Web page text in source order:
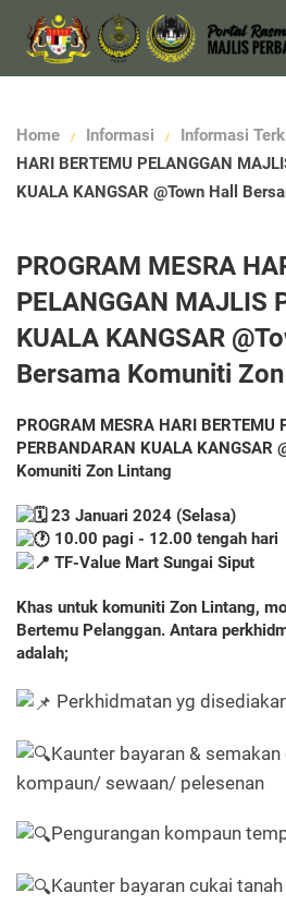
Home Informasi Informasi
HARI BERTEMU PELANGGAN
KUALA KANGSAR @Town Hall
PROGRAM MESRA
PELANGGAN MAJLIS
KUALA KANGSAR
Bersama Komuniti
PROGRAM MESRA HARI BERTEMU
PERBANDARAN KUALA KANGSAR
Komuniti Zon Lintang
23 Januari 2024 (Selasa)
10.00 pagi - 12.00 tengah hari
TF-Value Mart Sungai Siput
Khas untuk komuniti Zon Lintang,
Bertemu Pelanggan. Antara
adalah;
Perkhidmatan yg
Kaunter bayaran &
kompaun/ sewaan/ pelesenan
Pengurangan kompaun
Kaunter bayaran cukai tanah